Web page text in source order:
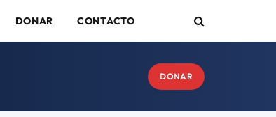
DONAR CONTACTO
DONAR